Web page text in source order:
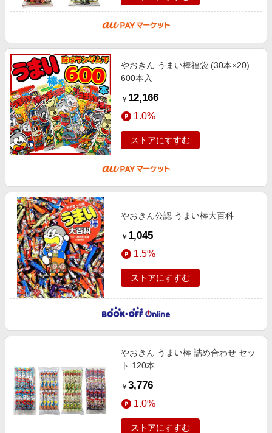
やおきん うまい棒福袋 (30本×20)
600本入
￥ 12,166
1.0%
ストアにすすむ
やおきん公認 うまい棒大百科
￥ 1,045
1.5%
ストアにすすむ
やおきん うまい棒 詰め合わせ セッ
ト 120本
￥ 3,776
1.0%
ストアにすすむ